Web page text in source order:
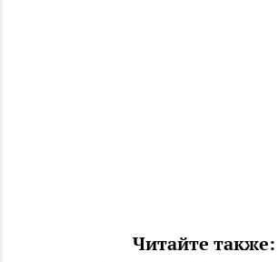
Читайте также: